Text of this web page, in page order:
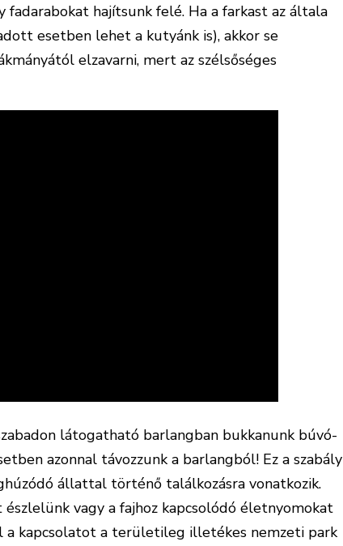
fadarabokat hajítsunk felé. Ha a farkast az általa
esetben lehet a kutyánk is), akkor se
elzavarni, mert az szélsőséges
látogatható barlangban bukkanunk búvó-
azonnal távozzunk a barlangból! Ez a szabály
állattal történő találkozásra vonatkozik.
vagy a fajhoz kapcsolódó életnyomokat
a kapcsolatot a területileg illetékes nemzeti park